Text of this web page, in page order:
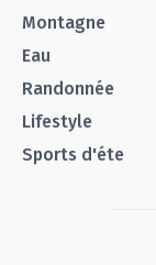
Montagne
Eau
Randonnée
Lifestyle
Sports d'éte